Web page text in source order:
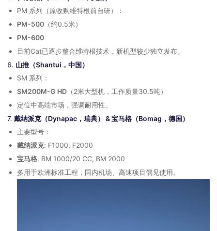
PM 系列（原收购维特根前自研）：
PM-500 （约0.5米）
PM-600
目前Cat已逐步整合维特根技术，新机型较少独立发布。
6. 山推（Shantui，中国）
SM 系列：
SM200M-G HD （2米大型机，工作质量30.5吨）
定位中高端市场，强调耐用性。
7. 戴纳派克（Dynapac，瑞典） & 宝马格（Bomag，德国）
主要型号：
戴纳派克: F1000, F2000
宝马格: BM 1000/20 CC, BM 2000
多用于欧洲标准工程，国内机场、高速项目偶见使用。